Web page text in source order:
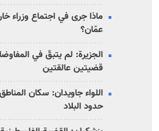
ماذا جرى في اجتماع وزراء
عمّان؟
الجزيرة: لم يتبقّ في
قضيتين عالقتين
اللواء جاويدان: سكان
حدود البلاد